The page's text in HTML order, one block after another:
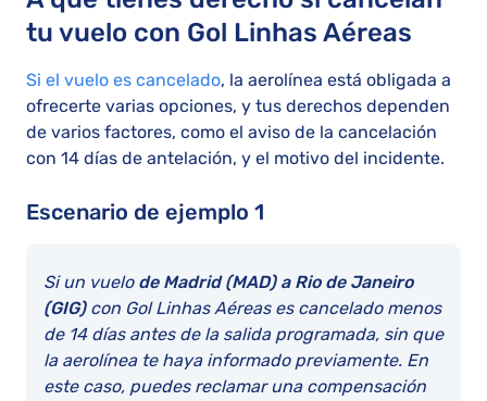
tu vuelo con Gol Linhas Aéreas
Si el vuelo es cancelado, la aerolínea está obligada a
ofrecerte varias opciones, y tus derechos dependen
de varios factores, como el aviso de la cancelación
con 14 días de antelación, y el motivo del incidente.
Escenario de ejemplo 1
Si un vuelo de Madrid (MAD) a Rio de Janeiro
(GIG)con Gol Linhas Aéreas es cancelado menos
de 14 días antes de la salida programada, sin que
la aerolínea te haya informado previamente. En
este caso, puedes reclamar una compensación